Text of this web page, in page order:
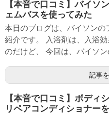
【本音で口コミ】バイソ
ェムバスを使ってみた
本日のブログは、バイソン
紹介です。 入浴剤は、入浴
のだけど、 今回は、バイソン
記事
【本音で口コミ】ボディ
リペアコンディショナー